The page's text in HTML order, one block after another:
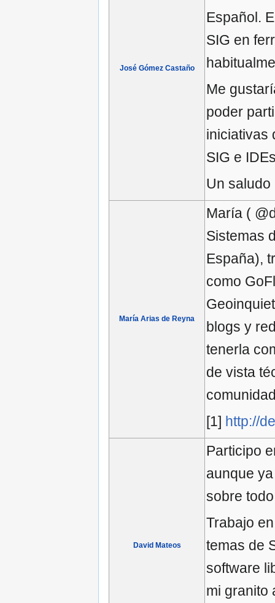
José Gómez Castaño
Español.
SIG en
Me
poder
iniciativas
SIG e
Un saludo
María Arias de Reyna
María (
Sistemas
España),
como
blogs y
tenerla
de vista
[1] http://
David Mateos
Participo
aunque
sobre
Trabajo
temas de
software
mi granito